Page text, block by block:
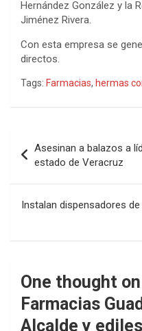
Hernández González y la
Jiménez Rivera.
Con esta empresa se
directos.
Tags: Farmacias, hermas
de
entradas
Asesinan a balazos a
estado de Veracruz
Instalan dispensadores
One thought on
Farmacias
Alcalde y